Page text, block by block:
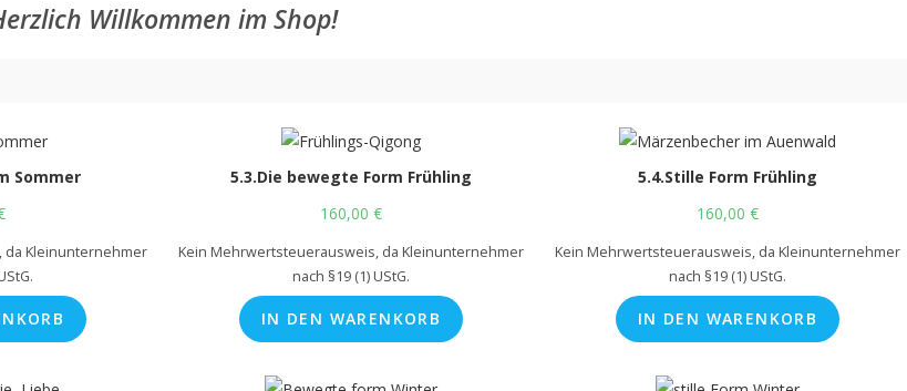
Willkommen im Shop!
Sommer
da Kleinunternehmer
5.3.Die bewegte Form Frühling
160,00 €
Kein Mehrwertsteuerausweis, da Kleinunternehmer
nach §19 (1) UStG.
IN DEN WARENKORB
5.4.Stille Form Frühling
160,00 €
Kein Mehrwertsteuerausweis, da Kleinunternehmer
nach §19 (1) UStG.
IN DEN WARENKORB